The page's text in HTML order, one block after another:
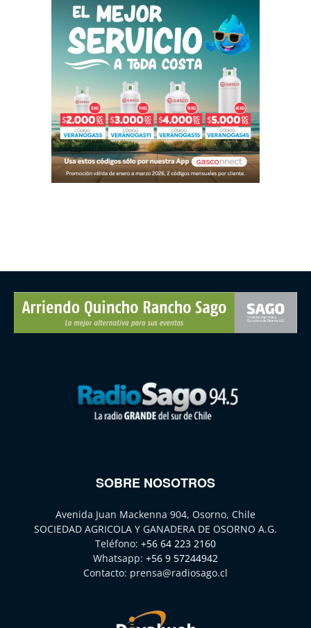
SOBRE NOSOTROS
Avenida Juan Mackenna 904, Osorno, Chile
SOCIEDAD AGRICOLA Y GANADERA DE OSORNO A.G.
Teléfono: +56 64 223 2160
Whatsapp: +56 9 57244942
Contacto: prensa@radiosago.cl